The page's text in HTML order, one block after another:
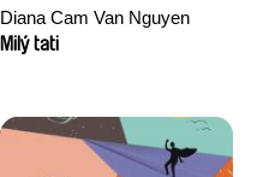
Diana Cam Van Nguyen
Milý tati